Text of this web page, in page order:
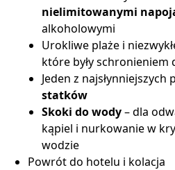
nielimitowanymi
alkoholowymi
Urokliwe plaże i
które były schronieniem
Jeden z najsłynniejszych
statków
Skoki do wody– dla
kąpiel i nurkowanie w
wodzie
Powrót do hotelu i kolacja